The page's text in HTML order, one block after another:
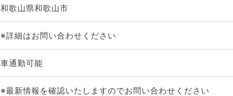
和歌山県和歌山市
※詳細はお問い合わせください
車通勤可能
※最新情報を確認いたしますのでお問い合わせください